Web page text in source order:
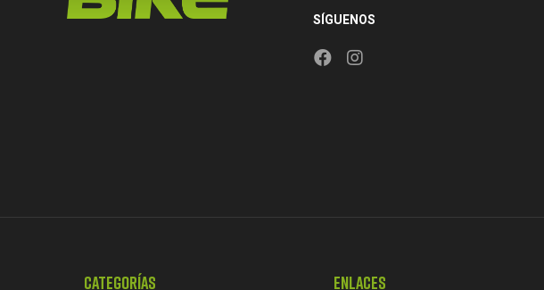
SÍGUENOS
Categorías Enlaces